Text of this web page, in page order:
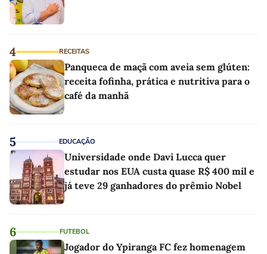
4 RECEITAS
Panqueca de maçã com aveia sem glúten:
receita fofinha, prática e nutritiva para o
café da manhã
5 EDUCAÇÃO
Universidade onde Davi Lucca quer
estudar nos EUA custa quase R$ 400 mil e
já teve 29 ganhadores do prêmio Nobel
6 FUTEBOL
Jogador do Ypiranga FC fez homenagem